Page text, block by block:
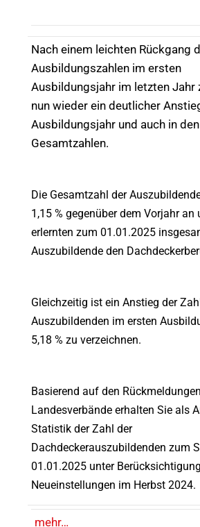
Nach einem leichten Rückgang
Ausbildungszahlen im ersten
Ausbildungsjahr im letzten Jahr
nun wieder ein deutlicher
Ausbildungsjahr und auch in den
Gesamtzahlen.
Die Gesamtzahl der
1,15 % gegenüber dem Vorjahr an
erlernten zum 01.01.2025
Auszubildende den
Gleichzeitig ist ein Anstieg der
Auszubildenden im ersten
5,18 % zu verzeichnen.
Basierend auf den
Landesverbände erhalten Sie als
Statistik der Zahl der
Dachdeckerauszubildenden zum
01.01.2025 unter
Neueinstellungen im Herbst 2024.
mehr…